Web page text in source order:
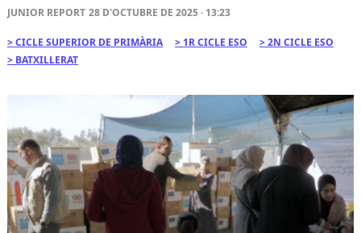
JUNIOR REPORT 28 D'OCTUBRE DE 2025 · 13:23
CICLE SUPERIOR DE PRIMÀRIA 1R CICLE ESO
2N CICLE ESO
BATXILLERAT